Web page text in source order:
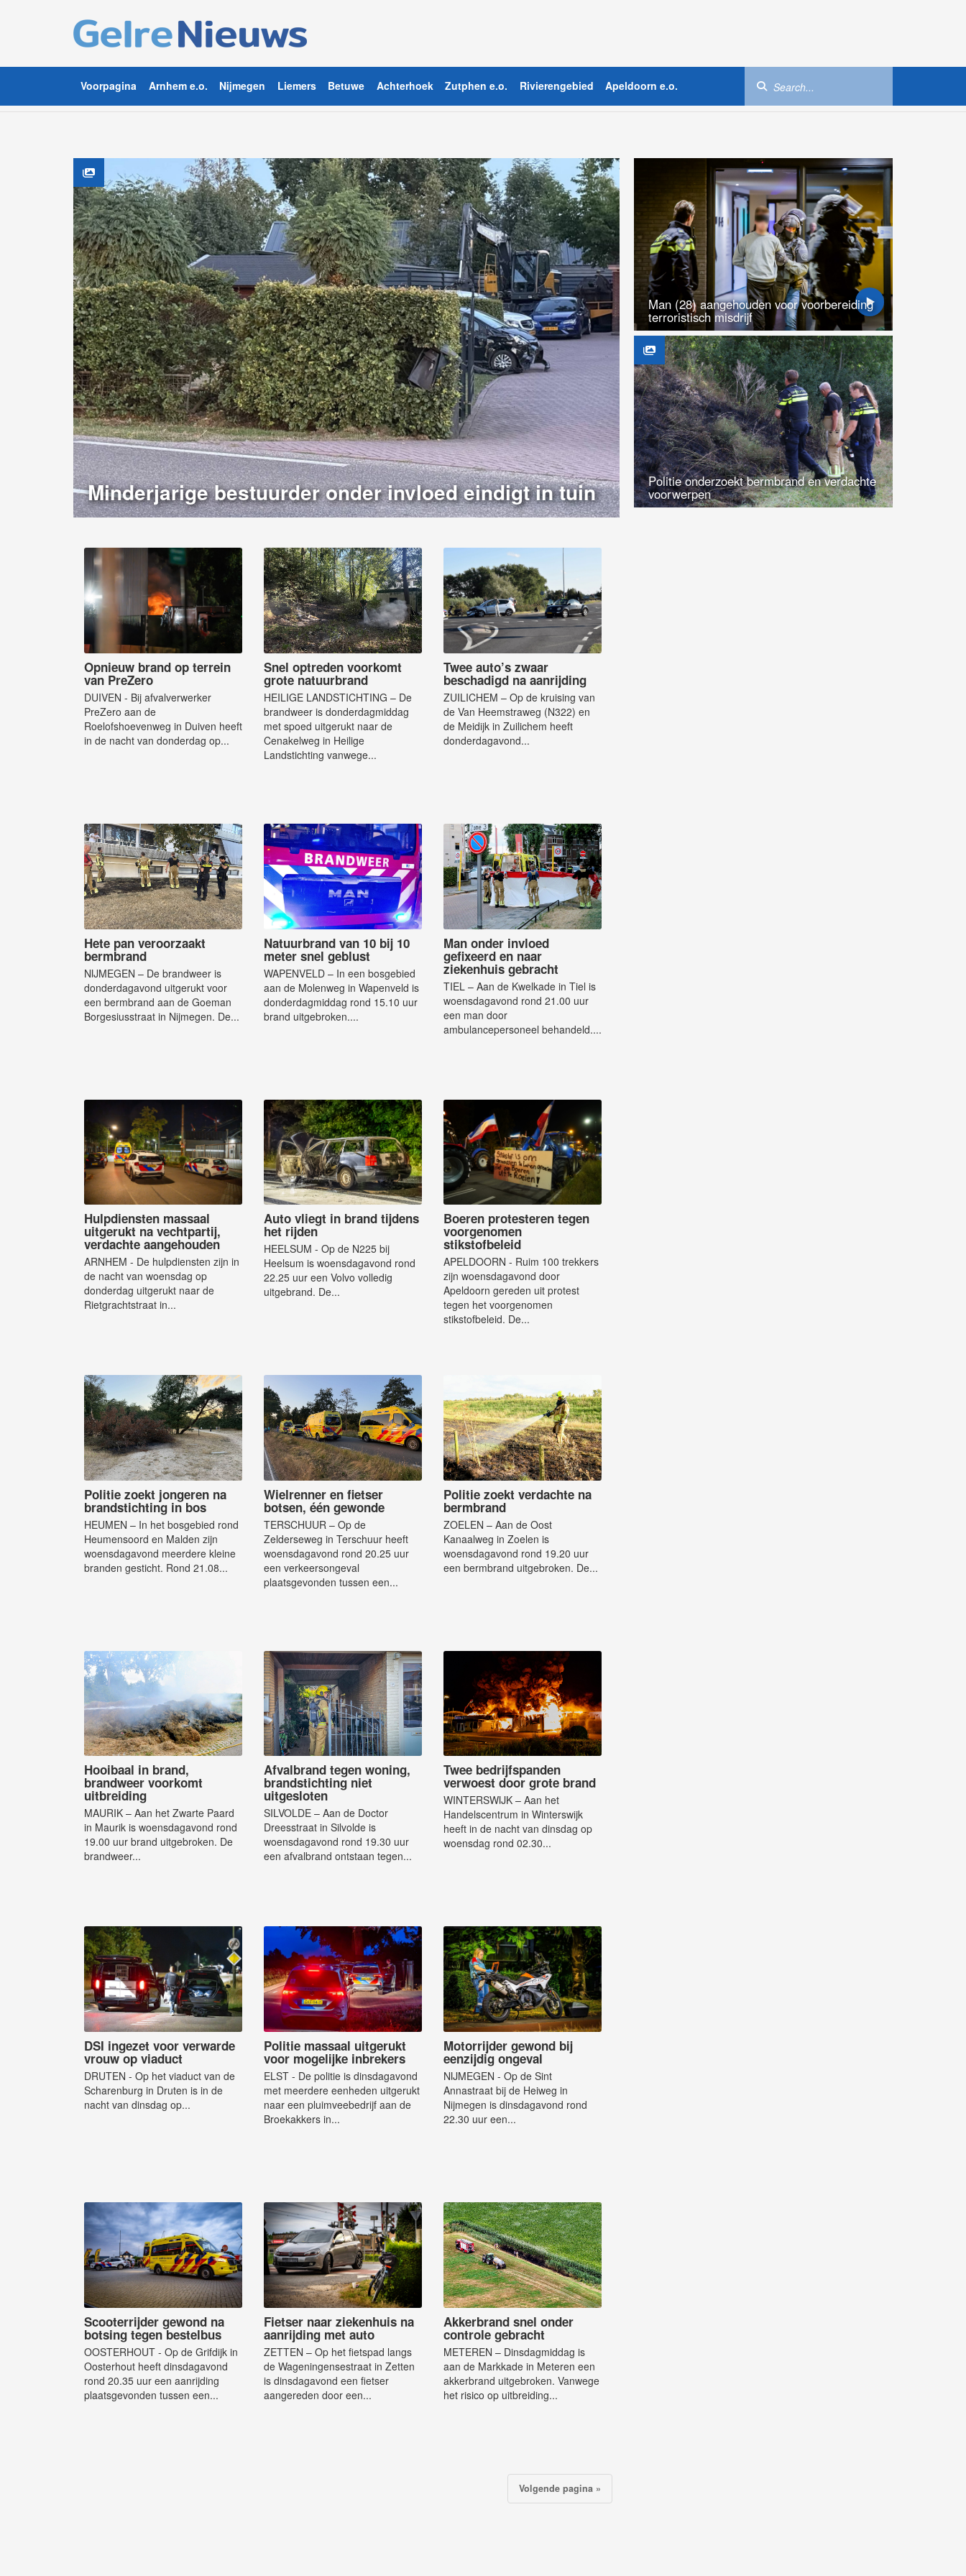
Voorpagina Arnhem e.o. Nijmegen Liemers Betuwe Achterhoek Zutphen e.o. Rivierengebied Apeldoorn e.o.
Minderjarige bestuurder onder invloed eindigt in tuin
Man (28) aangehouden voor voorbereiding
terroristisch misdrijf
Politie onderzoekt bermbrand en verdachte
voorwerpen
Opnieuw brand op terrein
van PreZero
DUIVEN - Bij afvalverwerker
PreZero aan de
Roelofshoevenweg in Duiven heeft
in de nacht van donderdag op...
Snel optreden voorkomt
grote natuurbrand
HEILIGE LANDSTICHTING – De
brandweer is donderdagmiddag
met spoed uitgerukt naar de
Cenakelweg in Heilige
Landstichting vanwege...
Twee auto’s zwaar
beschadigd na aanrijding
ZUILICHEM – Op de kruising van
de Van Heemstraweg (N322) en
de Meidijk in Zuilichem heeft
donderdagavond...
Hete pan veroorzaakt
bermbrand
NIJMEGEN – De brandweer is
donderdagavond uitgerukt voor
een bermbrand aan de Goeman
Borgesiusstraat in Nijmegen. De...
Natuurbrand van 10 bij 10
meter snel geblust
WAPENVELD – In een bosgebied
aan de Molenweg in Wapenveld is
donderdagmiddag rond 15.10 uur
brand uitgebroken....
Man onder invloed
gefixeerd en naar
ziekenhuis gebracht
TIEL – Aan de Kwelkade in Tiel is
woensdagavond rond 21.00 uur
een man door
ambulancepersoneel behandeld....
Hulpdiensten massaal
uitgerukt na vechtpartij,
verdachte aangehouden
ARNHEM - De hulpdiensten zijn in
de nacht van woensdag op
donderdag uitgerukt naar de
Rietgrachtstraat in...
Auto vliegt in brand tijdens
het rijden
HEELSUM - Op de N225 bij
Heelsum is woensdagavond rond
22.25 uur een Volvo volledig
uitgebrand. De...
Boeren protesteren tegen
voorgenomen
stikstofbeleid
APELDOORN - Ruim 100 trekkers
zijn woensdagavond door
Apeldoorn gereden uit protest
tegen het voorgenomen
stikstofbeleid. De...
Politie zoekt jongeren na
brandstichting in bos
HEUMEN – In het bosgebied rond
Heumensoord en Malden zijn
woensdagavond meerdere kleine
branden gesticht. Rond 21.08...
Wielrenner en fietser
botsen, één gewonde
TERSCHUUR – Op de
Zelderseweg in Terschuur heeft
woensdagavond rond 20.25 uur
een verkeersongeval
plaatsgevonden tussen een...
Politie zoekt verdachte na
bermbrand
ZOELEN – Aan de Oost
Kanaalweg in Zoelen is
woensdagavond rond 19.20 uur
een bermbrand uitgebroken. De...
Hooibaal in brand,
brandweer voorkomt
uitbreiding
MAURIK – Aan het Zwarte Paard
in Maurik is woensdagavond rond
19.00 uur brand uitgebroken. De
brandweer...
Afvalbrand tegen woning,
brandstichting niet
uitgesloten
SILVOLDE – Aan de Doctor
Dreesstraat in Silvolde is
woensdagavond rond 19.30 uur
een afvalbrand ontstaan tegen...
Twee bedrijfspanden
verwoest door grote brand
WINTERSWIJK – Aan het
Handelscentrum in Winterswijk
heeft in de nacht van dinsdag op
woensdag rond 02.30...
DSI ingezet voor verwarde
vrouw op viaduct
DRUTEN - Op het viaduct van de
Scharenburg in Druten is in de
nacht van dinsdag op...
Politie massaal uitgerukt
voor mogelijke inbrekers
ELST - De politie is dinsdagavond
met meerdere eenheden uitgerukt
naar een pluimveebedrijf aan de
Broekakkers in...
Motorrijder gewond bij
eenzijdig ongeval
NIJMEGEN - Op de Sint
Annastraat bij de Heiweg in
Nijmegen is dinsdagavond rond
22.30 uur een...
Scooterrijder gewond na
botsing tegen bestelbus
OOSTERHOUT - Op de Grifdijk in
Oosterhout heeft dinsdagavond
rond 20.35 uur een aanrijding
plaatsgevonden tussen een...
Fietser naar ziekenhuis na
aanrijding met auto
ZETTEN – Op het fietspad langs
de Wageningensestraat in Zetten
is dinsdagavond een fietser
aangereden door een...
Akkerbrand snel onder
controle gebracht
METEREN – Dinsdagmiddag is
aan de Markkade in Meteren een
akkerbrand uitgebroken. Vanwege
het risico op uitbreiding...
Volgende pagina »